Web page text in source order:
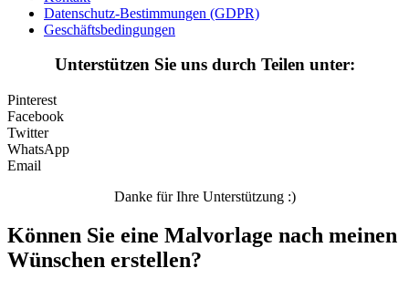
Datenschutz-Bestimmungen (GDPR)
Geschäftsbedingungen
Unterstützen Sie uns durch Teilen unter:
Pinterest
Facebook
Twitter
WhatsApp
Email
Danke für Ihre Unterstützung :)
Können Sie eine Malvorlage nach meinen
Wünschen erstellen?